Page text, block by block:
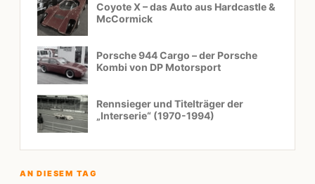
Coyote X – das Auto aus Hardcastle &
McCormick
Porsche 944 Cargo – der Porsche
Kombi von DP Motorsport
Rennsieger und Titelträger der
„Interserie“ (1970-1994)
AN DIESEM TAG